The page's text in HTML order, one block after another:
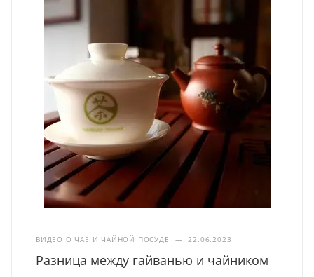
ВИДЕО О ЧАЕ И ЧАЙНОЙ ПОСУДЕ — 22.06.2023
Разница между гайванью и чайником